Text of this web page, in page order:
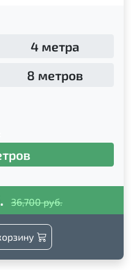
4 метра
8 метров
36,700 руб.